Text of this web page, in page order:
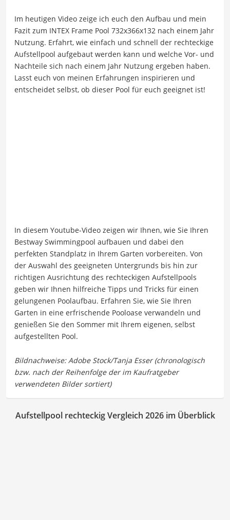
Im heutigen Video zeige ich euch den Aufbau und mein
Fazit zum INTEX Frame Pool 732x366x132 nach einem Jahr
Nutzung. Erfahrt, wie einfach und schnell der rechteckige
Aufstellpool aufgebaut werden kann und welche Vor- und
Nachteile sich nach einem Jahr Nutzung ergeben haben.
Lasst euch von meinen Erfahrungen inspirieren und
entscheidet selbst, ob dieser Pool für euch geeignet ist!
In diesem Youtube-Video zeigen wir Ihnen, wie Sie Ihren
Bestway Swimmingpool aufbauen und dabei den
perfekten Standplatz in Ihrem Garten vorbereiten. Von
der Auswahl des geeigneten Untergrunds bis hin zur
richtigen Ausrichtung des rechteckigen Aufstellpools
geben wir Ihnen hilfreiche Tipps und Tricks für einen
gelungenen Poolaufbau. Erfahren Sie, wie Sie Ihren
Garten in eine erfrischende Pooloase verwandeln und
genießen Sie den Sommer mit Ihrem eigenen, selbst
aufgestellten Pool.
Aufstellpool rechteckig Vergleich 2026 im Überblick